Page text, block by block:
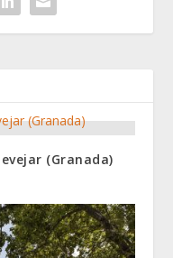
(Granada)